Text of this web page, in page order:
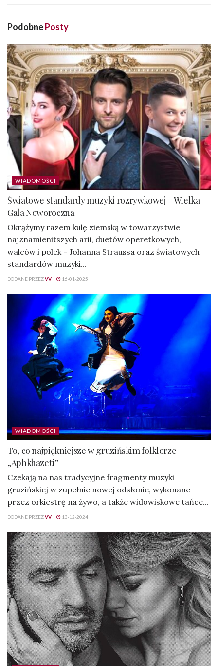
PodobnePosty
WIADOMOŚCI
Światowe standardy muzyki rozrywkowej – Wielka
Gala Noworoczna
Okrążymy razem kulę ziemską w towarzystwie
najznamienitszych arii, duetów operetkowych,
walców i polek – Johanna Straussa oraz światowych
standardów muzyki...
DODANE PRZEZVV 16-01-2025
WIADOMOŚCI
To, co najpiękniejsze w gruzińskim folklorze –
„Aphkhazeti”
Czekają na nas tradycyjne fragmenty muzyki
gruzińskiej w zupełnie nowej odsłonie, wykonane
przez orkiestrę na żywo, a także widowiskowe tańce...
DODANE PRZEZVV 13-12-2024